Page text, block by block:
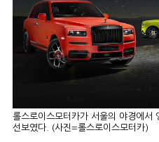
롤스로이스모터카가 서울의 야경에서
선보였다. (사진=롤스로이스모터카)